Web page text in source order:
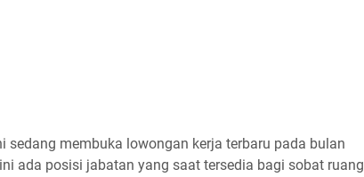
sedang membuka lowongan kerja terbaru pada bulan
ada posisi jabatan yang saat tersedia bagi sobat ruang